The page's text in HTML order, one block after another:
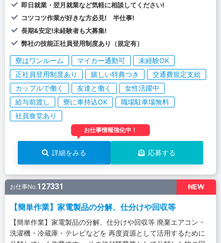
即日就業・翌月就業など気軽に相談してください!
コツコツ作業が好きな方必見! 半仕事!
長期&安定!未経験者も大募集!
弊社の技能正社員登用制度あり（規定有）
寮はワンルーム マイカー通勤可
未経験OK
正社員登用制度あり
嬉しい特典つき
交通費規定支給
カップルで働く
友達と働く
女性活躍中
給与前渡し
寮に車持込OK
職場駐車場無料
社員食堂あり
お仕事情報強化中！
詳細をみる 応募する
NEW
お仕事No.127331
【簡単作業】家電製品の分解、仕分けや回収等
【簡単作業】家電製品の分解、仕分けや回収等 廃棄エアコン・
洗濯機・冷蔵庫・テレビなどを 再度資源として活用するために